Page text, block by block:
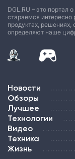
DGL.RU – это портал
стараемся интересно
продуктах,
определяют наше
Новости
Обзоры
Лучшее
Технологии
Видео
Техника
Жизнь